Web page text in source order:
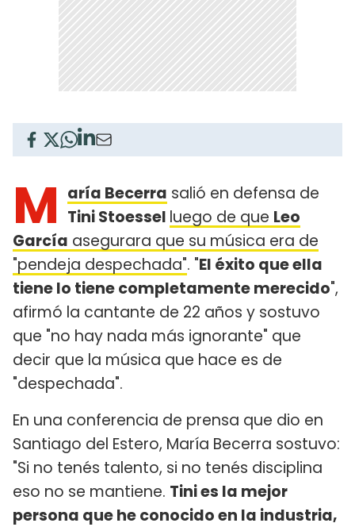
M aría Becerra salió en defensa de
Tini Stoessel luego de que Leo
García asegurara que su música era de
"pendeja despechada". "El éxito que ella
tiene lo tiene completamente merecido",
afirmó la cantante de 22 años y sostuvo
que "no hay nada más ignorante" que
decir que la música que hace es de
"despechada".
En una conferencia de prensa que dio en
Santiago del Estero, María Becerra sostuvo:
"Si no tenés talento, si no tenés disciplina
eso no se mantiene. Tini es la mejor
persona que he conocido en la industria,